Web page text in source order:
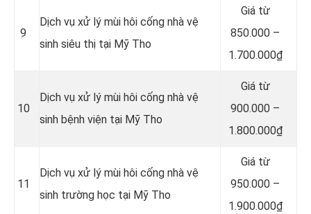
9
Dịch vụ xử lý mùi hôi cống nhà vệ
sinh siêu thị tại Mỹ Tho
Giá từ
850.000 –
1.700.000₫
10
Dịch vụ xử lý mùi hôi cống nhà vệ
sinh bệnh viện tại Mỹ Tho
Giá từ
900.000 –
1.800.000₫
11
Dịch vụ xử lý mùi hôi cống nhà vệ
sinh trường học tại Mỹ Tho
Giá từ
950.000 –
1.900.000₫